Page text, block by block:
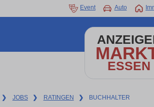
Event Auto
ESSEN
❯ JOBS ❯ RATINGEN ❯ BUCHHALTER